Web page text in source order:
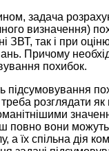
задача
визначення)
ЗВТ, так і при
Причому
похибок.
підсумовування
розглядати
повно вони
а їх спільна дія